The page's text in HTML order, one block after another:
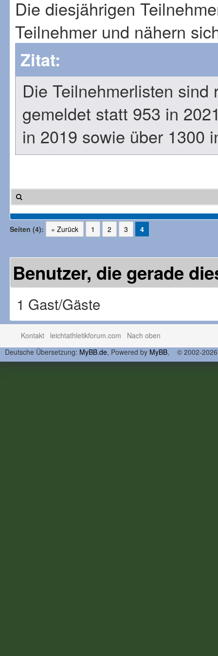
Die diesjährigen
Teilnehmer und nähern
Zitat:
Die Teilnehmerlisten
gemeldet statt 953 in
in 2019 sowie über 1300
Seiten (4): « Zurück 1 2 3 4
Benutzer, die gerade
1 Gast/Gäste
Kontakt leichtathletikforum.com
Nach oben
Deutsche Übersetzung: MyBB.de, Powered by MyBB, © 2002-